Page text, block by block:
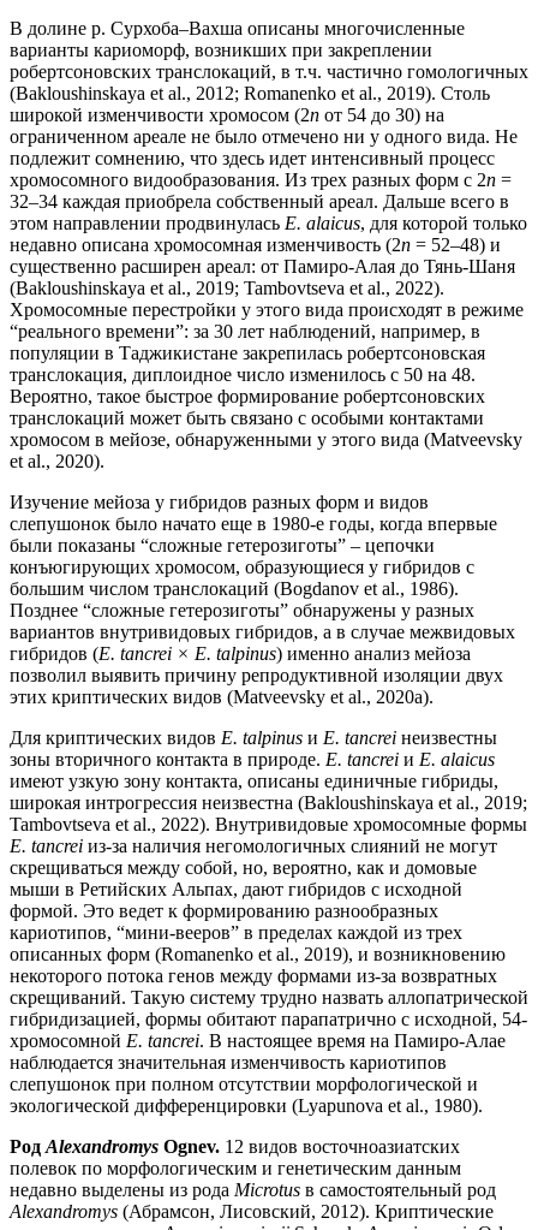
В долине р. Сурхоба–Вахша описаны многочисленные
варианты кариоморф, возникших при закреплении
робертсоновских транслокаций, в т.ч. частично гомологичных
(Bakloushinskaya et al., 2012; Romanenko et al., 2019). Столь
широкой изменчивости хромосом (2n от 54 до 30) на
ограниченном ареале не было отмечено ни у одного вида. Не
подлежит сомнению, что здесь идет интенсивный процесс
хромосомного видообразования. Из трех разных форм с 2n =
32–34 каждая приобрела собственный ареал. Дальше всего в
этом направлении продвинулась E. alaicus, для которой только
недавно описана хромосомная изменчивость (2n = 52–48) и
существенно расширен ареал: от Памиро-Алая до Тянь-Шаня
(Bakloushinskaya et al., 2019; Tambovtseva et al., 2022).
Хромосомные перестройки у этого вида происходят в режиме
“реального времени”: за 30 лет наблюдений, например, в
популяции в Таджикистане закрепилась робертсоновская
транслокация, диплоидное число изменилось с 50 на 48.
Вероятно, такое быстрое формирование робертсоновских
транслокаций может быть связано с особыми контактами
хромосом в мейозе, обнаруженными у этого вида (Matveevsky
et al., 2020).
Изучение мейоза у гибридов разных форм и видов
слепушонок было начато еще в 1980-е годы, когда впервые
были показаны “сложные гетерозиготы” – цепочки
конъюгирующих хромосом, образующиеся у гибридов с
большим числом транслокаций (Bogdanov et al., 1986).
Позднее “сложные гетерозиготы” обнаружены у разных
вариантов внутривидовых гибридов, а в случае межвидовых
гибридов (E. tancrei × E. talpinus) именно анализ мейоза
позволил выявить причину репродуктивной изоляции двух
этих криптических видов (Matveevsky et al., 2020а).
Для криптических видов E. talpinus и E. tancrei неизвестны
зоны вторичного контакта в природе. E. tancrei и E. alaicus
имеют узкую зону контакта, описаны единичные гибриды,
широкая интрогрессия неизвестна (Bakloushinskaya et al., 2019;
Tambovtseva et al., 2022). Внутривидовые хромосомные формы
E. tancrei из-за наличия негомологичных слияний не могут
скрещиваться между собой, но, вероятно, как и домовые
мыши в Ретийских Альпах, дают гибридов с исходной
формой. Это ведет к формированию разнообразных
кариотипов, “мини-вееров” в пределах каждой из трех
описанных форм (Romanenko et al., 2019), и возникновению
некоторого потока генов между формами из-за возвратных
скрещиваний. Такую систему трудно назвать аллопатрической
гибридизацией, формы обитают парапатрично с исходной, 54-
хромосомной E. tancrei. В настоящее время на Памиро-Алае
наблюдается значительная изменчивость кариотипов
слепушонок при полном отсутствии морфологической и
экологической дифференцировки (Lyapunova et al., 1980).
Род Alexandromys Ognev. 12 видов восточноазиатских
полевок по морфологическим и генетическим данным
недавно выделены из рода Microtus в самостоятельный род
Alexandromys (Абрамсон, Лисовский, 2012). Криптические